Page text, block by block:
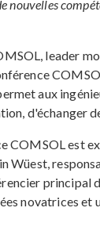
nouvelles
leader
aux
d'échanger
COMSOL est
Wüest,
principal
novatrices